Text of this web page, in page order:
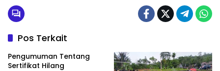
Pos Terkait
Pengumuman Tentang
Sertifikat Hilang